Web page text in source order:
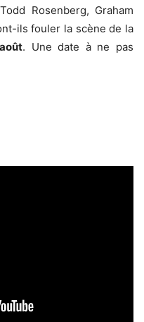
Rosenberg, Graham
ils fouler la scène de la
. Une date à ne pas